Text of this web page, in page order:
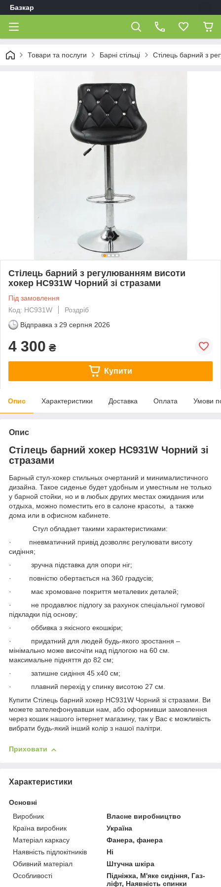
Базкар
Товари та послуги Барні стільці Стілець барний з
Стілець барний з регулюванням висоти
хокер HC931W Чорний зі стразами
Під замовлення
Код: HC931W
Роздріб
Відправка з 29 серпня 2026
4 300 ₴
Купити
Опис Характеристики Доставка Оплата Умови
Опис
Стілець барний хокер HC931W Чорний зі
стразами
Барный стул-хокер стильных очертаний и минималистичного
дизайна. Такое сиденье будет удобным и уместным не только
у барной стойки, но и в любых других местах ожидания или
отдыха, можно поместить его в салоне красоты, а также
дома или в офисном кабинете.
Стул обладает такими характеристиками:
· пневматичний привід дозволяє регулювати висоту
сидіння;
· зручна підставка для опори ніг;
· повністю обертається на 360 градусів;
· має хромоване покриття металевих деталей;
· не продавлює підлогу за рахунок спеціальної гумової
підкладки під основу;
· оббивка з якісного екошкіри;
· придатний для людей будь-якого зростання –
мінімально може височіти над підлогою на 60 см.
максимальне підняття до 82 см;
· затишне сидіння 45 х40 см;
· плавний перехід у спинку висотою 27 см.
Купити Стілець барний хокер HC931W Чорний зі стразами. Ви
можете зателефонувавши нам, або оформивши замовлення
через кошик нашого інтернет магазину, так у Вас є можливість
вибрати будь-який інший колір з нашої палітри.
Приховати
Характеристики
Основні
Виробник
Власне виробництво
Країна виробник
Україна
Матеріал каркасу
Фанера, фанера
Наявність підлокітників
Ні
Обивний матеріал
Штучна шкіра
Особливості
Підніжка, М'яке сидіння, Газ-
ліфт, Наявність спинки